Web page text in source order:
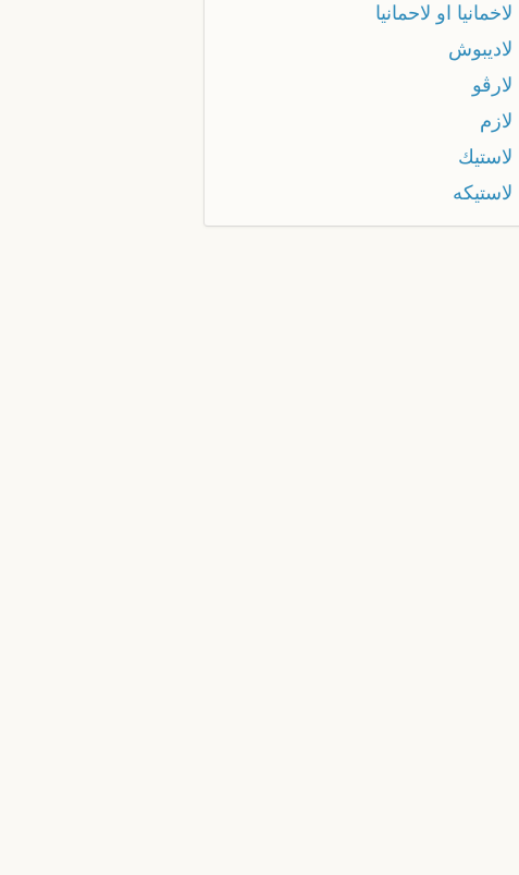
لاخمانیا او لاحمانیا
لاديبوش
لارڨو
لازم
لاستيك
لاستيكه